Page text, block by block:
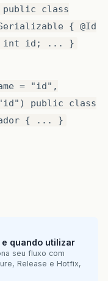
public class
{ @Id
int id; ... }
= "id",
"id") public class
{ ... }
quando utilizar
seu fluxo com
Release e Hotfix,